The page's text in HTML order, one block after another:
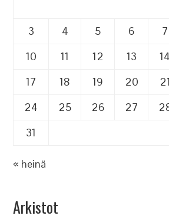
3
4 5 6 7
10
11 12 13 14
17
18 19 20 21
24
25 26 27
31
« heinä
Arkistot